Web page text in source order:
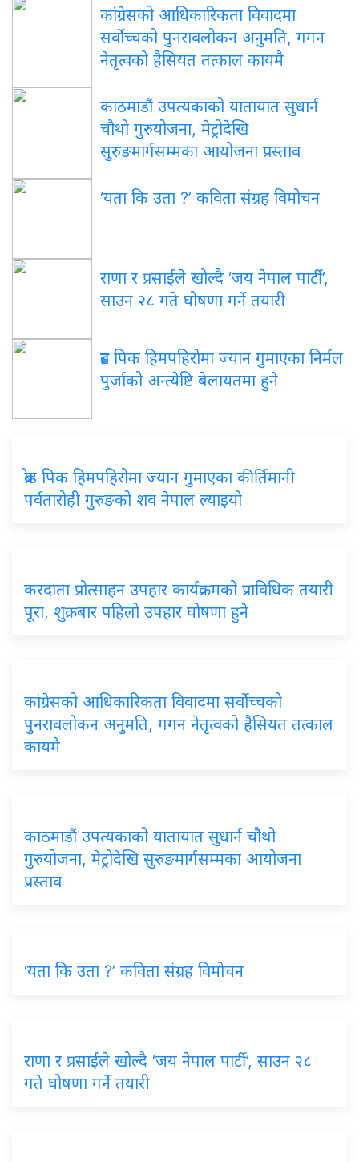
कांग्रेसको आधिकारिकता विवादमा
सर्वोच्चको पुनरावलोकन अनुमति, गगन
नेतृत्वको हैसियत तत्काल कायमै
काठमाडौं उपत्यकाको यातायात सुधार्न
चौथो गुरुयोजना, मेट्रोदेखि
सुरुङमार्गसम्मका आयोजना प्रस्ताव
‘यता कि उता ?’ कविता संग्रह विमोचन
राणा र प्रसाईंले खोल्दै ‘जय नेपाल पार्टी’,
साउन २८ गते घोषणा गर्ने तयारी
ब्रड पिक हिमपहिरोमा ज्यान गुमाएका निर्मल
पुर्जाको अन्त्येष्टि बेलायतमा हुने
ब्रोड पिक हिमपहिरोमा ज्यान गुमाएका कीर्तिमानी
पर्वतारोही गुरुङको शव नेपाल ल्याइयो
करदाता प्रोत्साहन उपहार कार्यक्रमको प्राविधिक तयारी
पूरा, शुक्रबार पहिलो उपहार घोषणा हुने
कांग्रेसको आधिकारिकता विवादमा सर्वोच्चको
पुनरावलोकन अनुमति, गगन नेतृत्वको हैसियत तत्काल
कायमै
काठमाडौं उपत्यकाको यातायात सुधार्न चौथो
गुरुयोजना, मेट्रोदेखि सुरुङमार्गसम्मका आयोजना
प्रस्ताव
‘यता कि उता ?’ कविता संग्रह विमोचन
राणा र प्रसाईंले खोल्दै ‘जय नेपाल पार्टी’, साउन २८
गते घोषणा गर्ने तयारी